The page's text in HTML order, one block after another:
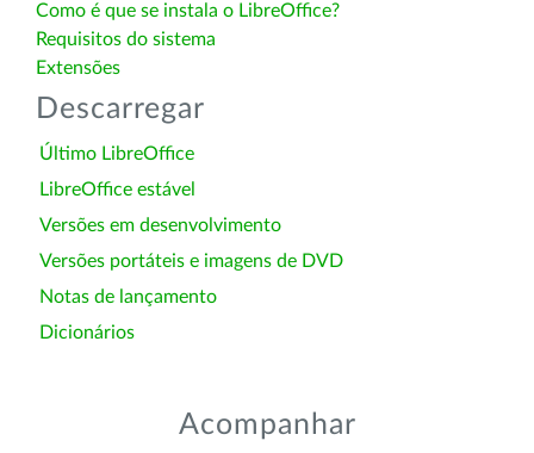
Como é que se instala o LibreOffice?
Requisitos do sistema
Extensões
Descarregar
Último LibreOffice
LibreOffice estável
Versões em desenvolvimento
Versões portáteis e imagens de DVD
Notas de lançamento
Dicionários
Acompanhar